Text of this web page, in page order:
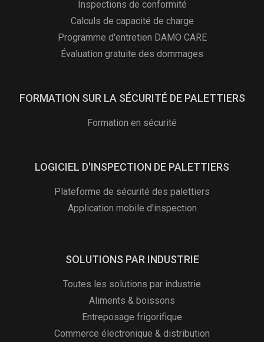
Inspections de conformité
Calculs de capacité de charge
Programme d'entretien DAMO CARE
Évaluation gratuite des dommages
FORMATION SUR LA SÉCURITÉ DE PALETTIERS
Formation en sécurité
LOGICIEL D'INSPECTION DE PALETTIERS
Plateforme de sécurité des palettiers
Application mobile d'inspection
SOLUTIONS PAR INDUSTRIE
Toutes les solutions par industrie
Aliments & boissons
Entreposage frigorifique
Commerce électronique & distribution